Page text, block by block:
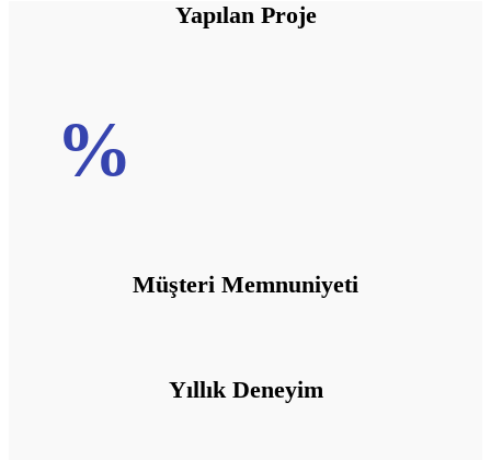
Yapılan Proje
%
Müşteri Memnuniyeti
Yıllık Deneyim